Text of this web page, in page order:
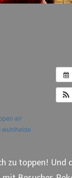
air
wuhlheide
zu toppen! Und